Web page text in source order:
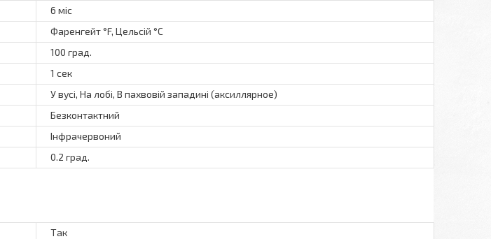
6 міс
Фаренгейт °F, Цельсій °C
100 град.
1 сек
У вусі, На лобі, В пахвовій западині (аксиллярное)
Безконтактний
Інфрачервоний
0.2 град.
Так